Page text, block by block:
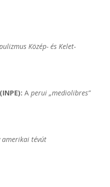
Közép- és Kelet-
A perui „mediolibres”
amerikai tévút